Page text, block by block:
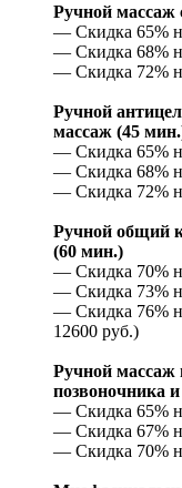
Ручной массаж
— Скидка 65%
— Скидка 68%
— Скидка 72%
Ручной
массаж (45
— Скидка 65%
— Скидка 68%
— Скидка 72%
Ручной общий
(60 мин.)
— Скидка 70%
— Скидка 73%
— Скидка 76%
12600 руб.)
Ручной массаж
позвоночника
— Скидка 65%
— Скидка 67%
— Скидка 70%